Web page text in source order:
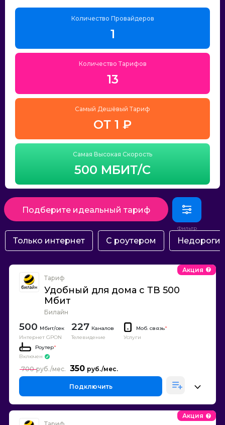
Количество Провайдеров
1
Количество Тарифов
13
Самый Дешёвый Тариф
ОТ 1 ₽
Самая Высокая Скорость
500 МБИТ/С
Подберите идеальный тариф
Только интернет С роутером Недорогие
Тариф
Удобный для дома с ТВ 500
Мбит
Билайн
Акция
500
Интернет GPON
227 Каналов
Телевидение
Моб. связь*
Услуги
Роутер*
Включен
350
700
Подключить
Акция